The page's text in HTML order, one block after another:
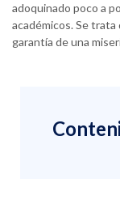
adoquinado poco a
académicos. Se
garantía de una